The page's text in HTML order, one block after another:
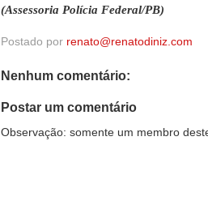
(Assessoria Polícia Federal/PB)
Postado por renato@renatodiniz.com
Nenhum comentário:
Postar um comentário
Observação: somente um membro